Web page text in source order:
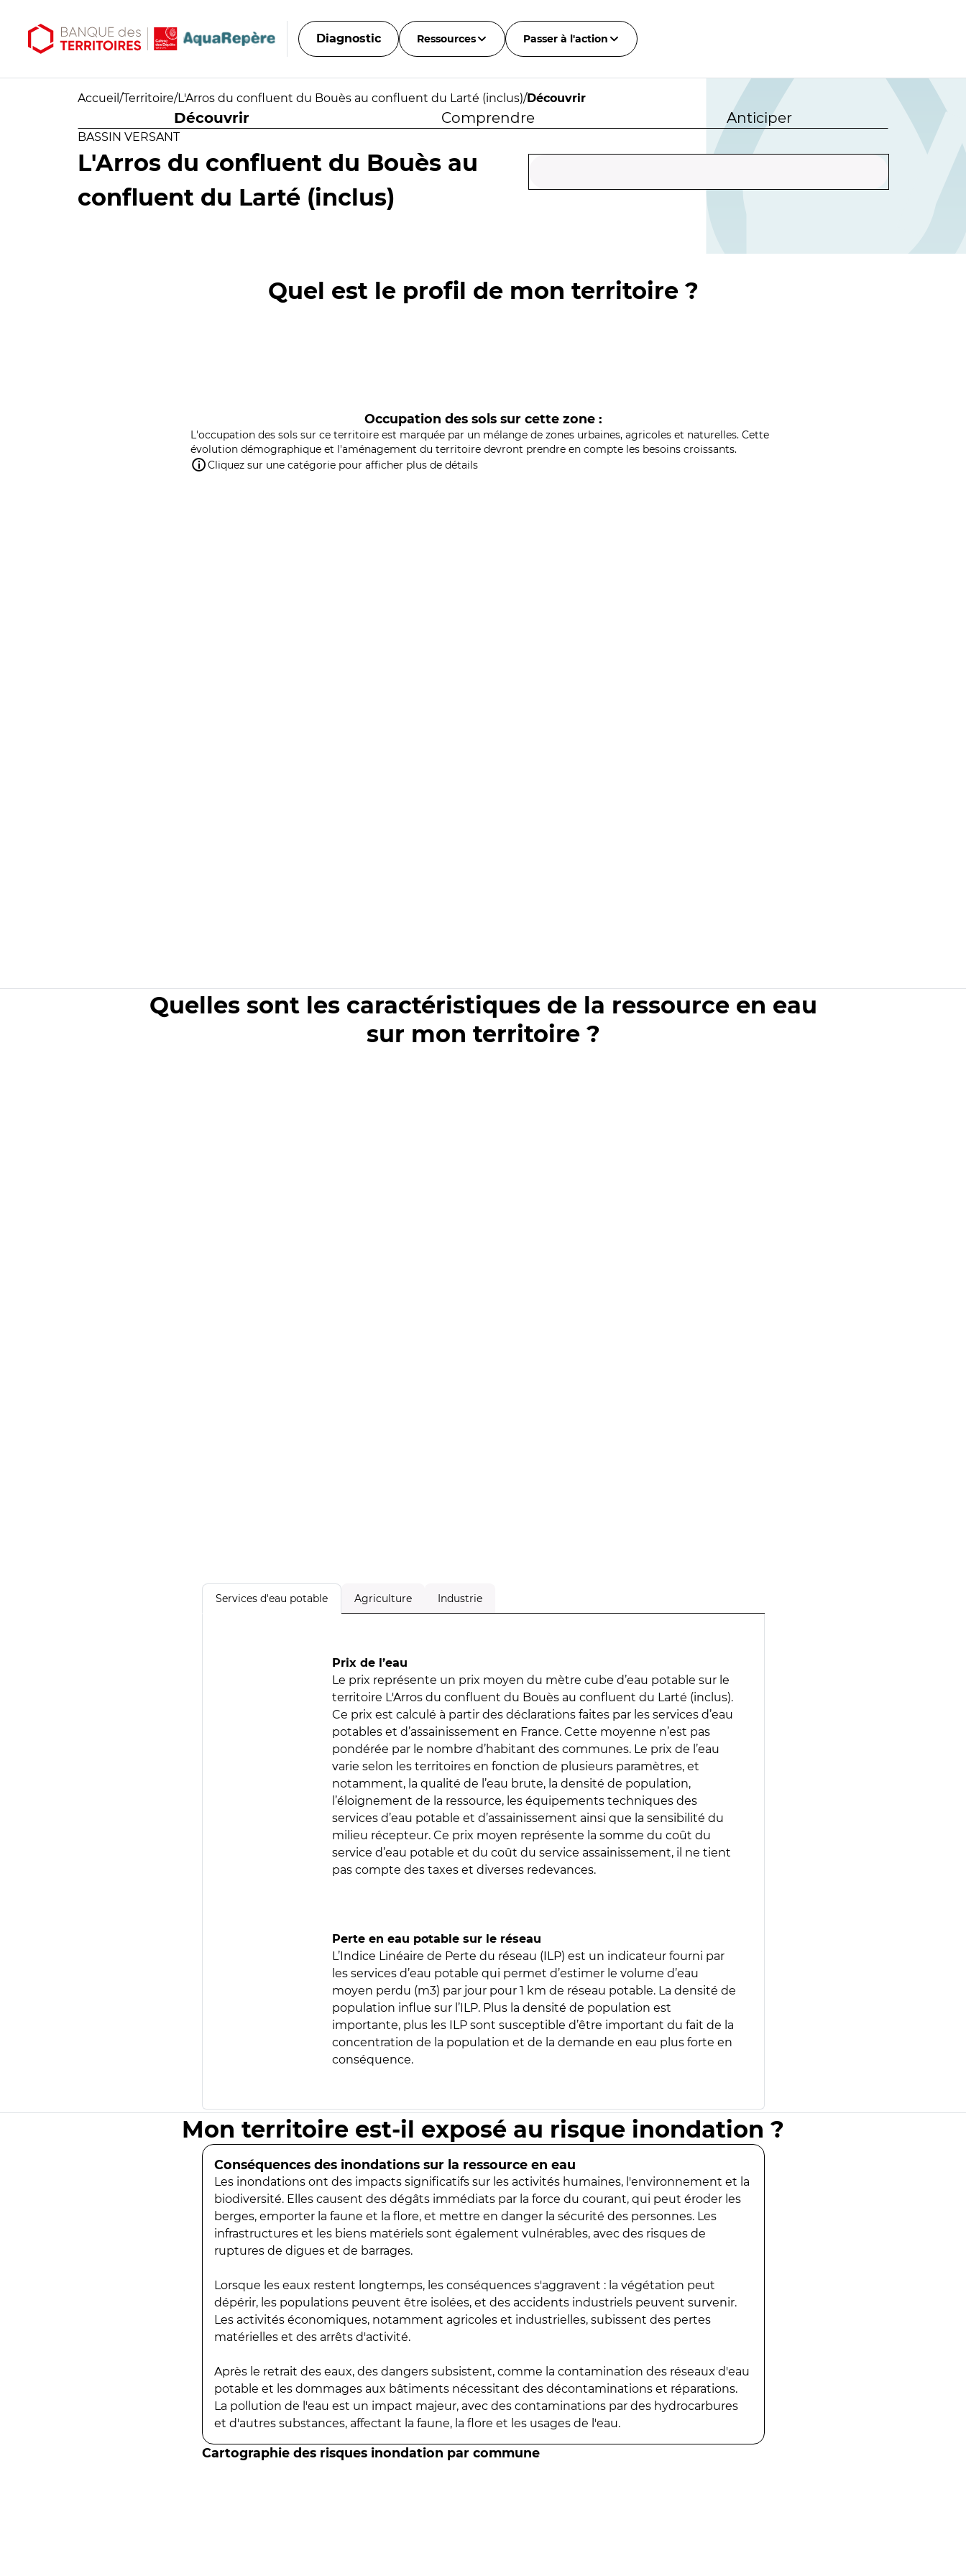
Diagnostic Ressources Passer à l'action
Accueil /Territoire/L'Arros du confluent du Bouès au confluent du Larté (inclus)/Découvrir
Découvrir Comprendre Anticiper
BASSIN VERSANT
L'Arros du confluent du Bouès au
confluent du Larté (inclus)
Quel est le profil de mon territoire ?
Occupation des sols sur cette zone :
L'occupation des sols sur ce territoire est marquée par un mélange de zones urbaines, agricoles et naturelles. Cette
évolution démographique et l'aménagement du territoire devront prendre en compte les besoins croissants.
Cliquez sur une catégorie pour afficher plus de détails
Quelles sont les caractéristiques de la ressource en eau
sur mon territoire ?
Services d'eau potable Agriculture Industrie
Prix de l’eau
Le prix représente un prix moyen du mètre cube d’eau potable sur le
territoire L'Arros du confluent du Bouès au confluent du Larté (inclus).
Ce prix est calculé à partir des déclarations faites par les services d’eau
potables et d’assainissement en France. Cette moyenne n’est pas
pondérée par le nombre d’habitant des communes. Le prix de l’eau
varie selon les territoires en fonction de plusieurs paramètres, et
notamment, la qualité de l’eau brute, la densité de population,
l’éloignement de la ressource, les équipements techniques des
services d’eau potable et d’assainissement ainsi que la sensibilité du
milieu récepteur. Ce prix moyen représente la somme du coût du
service d’eau potable et du coût du service assainissement, il ne tient
pas compte des taxes et diverses redevances.
Perte en eau potable sur le réseau
L’Indice Linéaire de Perte du réseau (ILP) est un indicateur fourni par
les services d’eau potable qui permet d’estimer le volume d’eau
moyen perdu (m3) par jour pour 1 km de réseau potable. La densité de
population influe sur l’ILP. Plus la densité de population est
importante, plus les ILP sont susceptible d’être important du fait de la
concentration de la population et de la demande en eau plus forte en
conséquence.
Mon territoire est-il exposé au risque inondation ?
Conséquences des inondations sur la ressource en eau
Les inondations ont des impacts significatifs sur les activités humaines, l'environnement et la
biodiversité. Elles causent des dégâts immédiats par la force du courant, qui peut éroder les
berges, emporter la faune et la flore, et mettre en danger la sécurité des personnes. Les
infrastructures et les biens matériels sont également vulnérables, avec des risques de
ruptures de digues et de barrages.
Lorsque les eaux restent longtemps, les conséquences s'aggravent : la végétation peut
dépérir, les populations peuvent être isolées, et des accidents industriels peuvent survenir.
Les activités économiques, notamment agricoles et industrielles, subissent des pertes
matérielles et des arrêts d'activité.
Après le retrait des eaux, des dangers subsistent, comme la contamination des réseaux d'eau
potable et les dommages aux bâtiments nécessitant des décontaminations et réparations.
La pollution de l'eau est un impact majeur, avec des contaminations par des hydrocarbures
et d'autres substances, affectant la faune, la flore et les usages de l'eau.
Cartographie des risques inondation par commune